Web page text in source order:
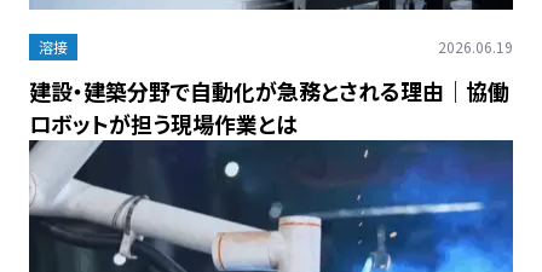
溶接 2026.06.19
建設・建築分野で自動化が急務とされる理由｜協働
ロボットが担う現場作業とは